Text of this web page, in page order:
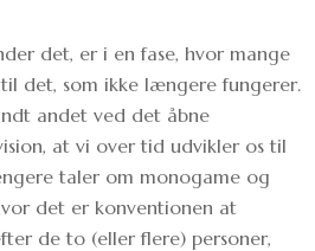
det, er i en fase, hvor mange
det, som ikke længere fungerer.
andet ved det åbne
at vi over tid udvikler os til
taler om monogame og
det er konventionen at
de to (eller flere) personer,